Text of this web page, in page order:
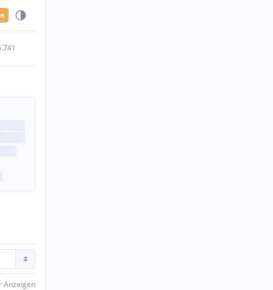
Anzeigen